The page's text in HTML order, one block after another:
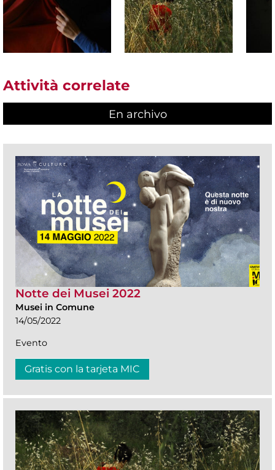
Attività correlate
En archivo
Notte dei Musei 2022
Musei in Comune
14/05/2022
Evento
Gratis con la tarjeta MIC